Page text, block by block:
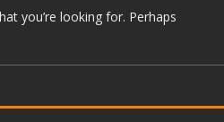
you’re looking for. Perhaps